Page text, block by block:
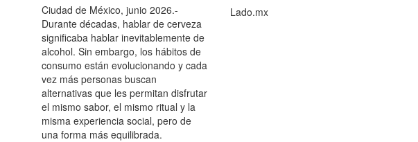
Ciudad de México, junio 2026.-
Durante décadas, hablar de cerveza
significaba hablar inevitablemente de
alcohol. Sin embargo, los hábitos de
consumo están evolucionando y cada
vez más personas buscan
alternativas que les permitan disfrutar
el mismo sabor, el mismo ritual y la
misma experiencia social, pero de
una forma más equilibrada.
Lado.mx